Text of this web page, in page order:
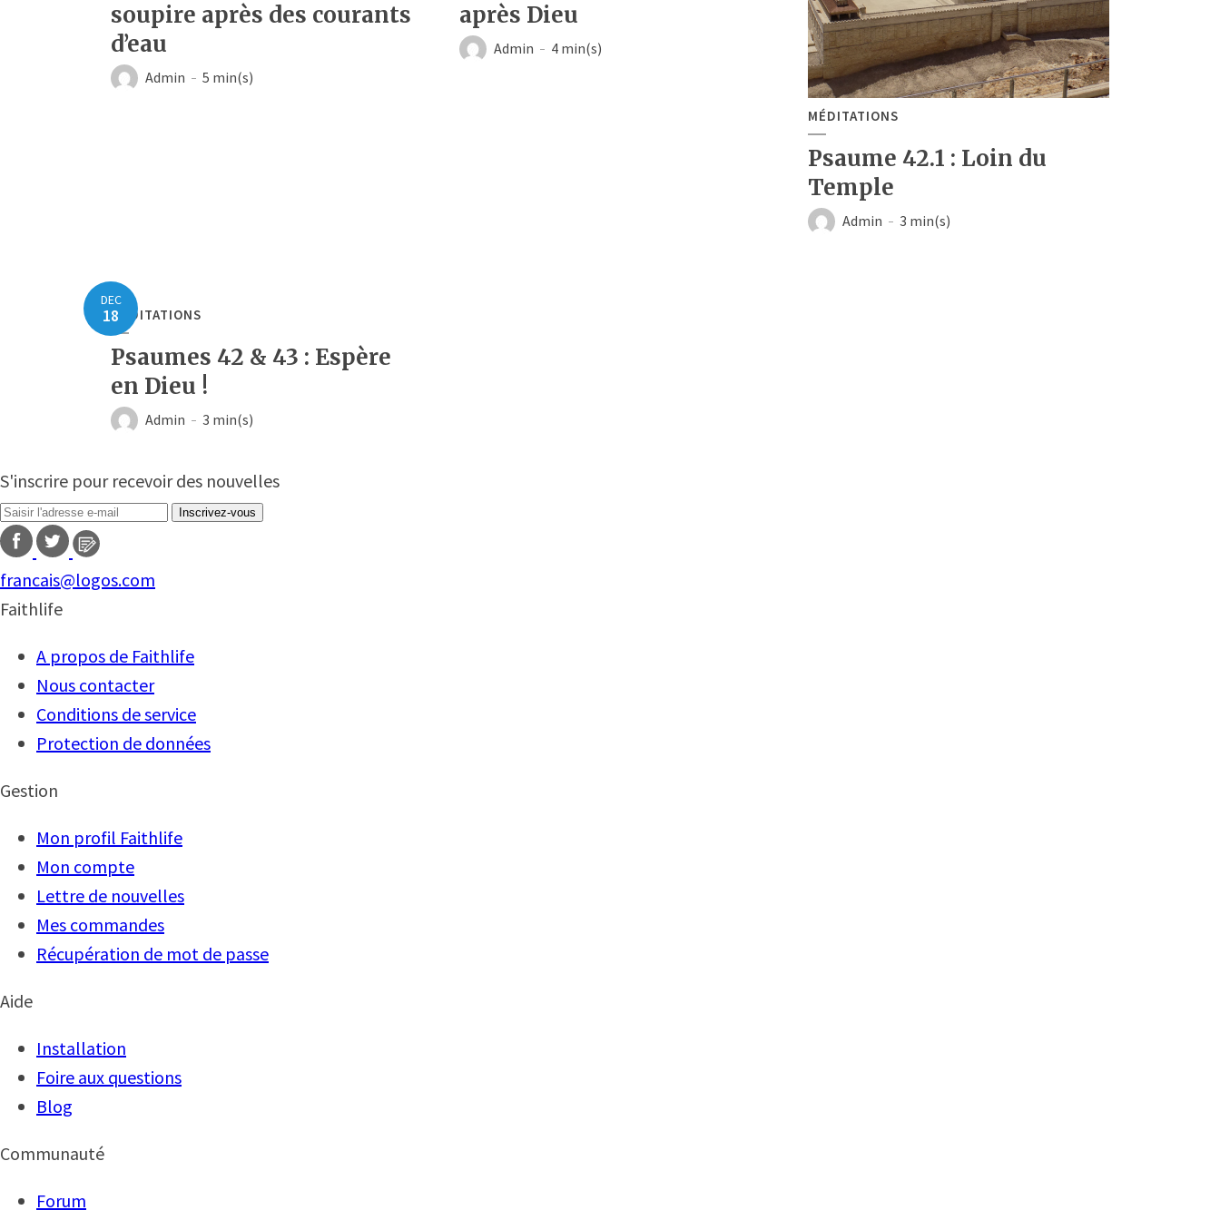
soupire après des courants
d’eau
Admin 5 min(s)
après Dieu
Admin 4 min(s)
MÉDITATIONS
Psaume 42.1 : Loin du
Temple
Admin 3 min(s)
DEC
18MÉDITATIONS
Psaumes 42 & 43 : Espère
en Dieu !
Admin 3 min(s)